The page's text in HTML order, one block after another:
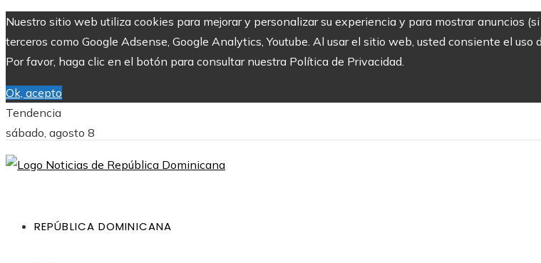
Nuestro sitio web utiliza cookies para mejorar y personalizar su experiencia y para mostrar anuncios
terceros como Google Adsense, Google Analytics, Youtube. Al usar el sitio web, usted consiente el
Por favor, haga clic en el botón para consultar nuestra Política de Privacidad.
Ok, acepto
Tendencia
sábado, agosto 8
REPÚBLICA DOMINICANA